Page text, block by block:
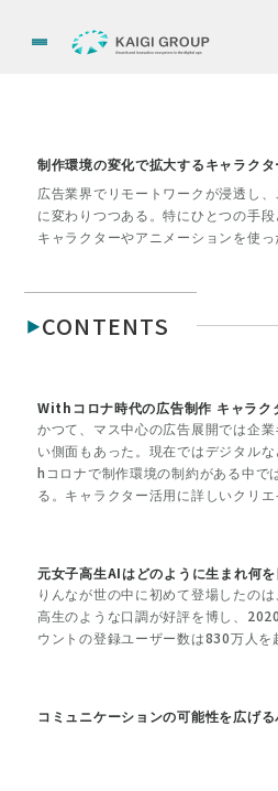
制作環境の変化で拡大するキャラク
広告業界でリモートワークが浸透し
に変わりつつある。特にひとつの手段
キャラクターやアニメーションを使
気キャラクターを起用した新たな事
CONTENTS
Withコロナ時代の広告制作 キャラク
かつて、マス中心の広告展開では企
い側面もあった。現在ではデジタル
hコロナで制作環境の制約がある中で
る。キャラクター活用に詳しいクリ
元女子高生AIはどのように生まれ何
りんなが世の中に初めて登場したの
高生のような口調が好評を博し、
ウントの登録ユーザー数は830万人を
コミュニケーションの可能性を広げ